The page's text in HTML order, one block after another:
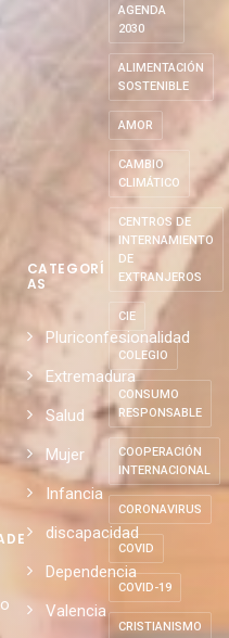
CATEGORÍ
Pluriconfesionalidad
Extremadura
Salud
Mujer
Infancia
discapacidad
ABASCAL
AGENDA
2030
ALIMENTACIÓN
SOSTENIBLE
AMOR
CAMBIO
CLIMÁTICO
CENTROS DE
INTERNAMIENTO
DE
EXTRANJEROS
CIE
COLEGIO
CONSUMO
RESPONSABLE
COOPERACIÓN
INTERNACIONAL
CORONAVIRUS
COVID